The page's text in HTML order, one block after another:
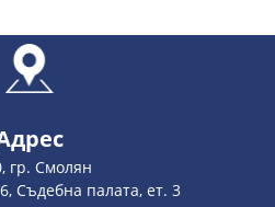
гр. Смолян
Съдебна палата, ет. 3